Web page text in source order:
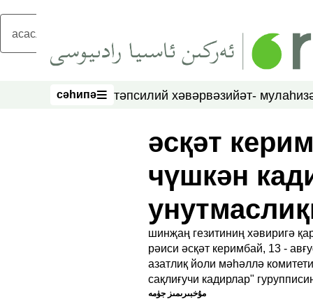
асаслиқ мәзмунға атлаң
сәһипә тәпсилий хәвәрвәзийәт-
әсқәт
чүшкән
шинҗаң гезитиниң хәвиригә
рәиси әсқәт керимбай, 13 -
азатлиқ йоли мәһәллә
сақлиғучи кадирлар"
ﻣﯘﺧﺒﯩﺮﯨﻤﯩﺰ ﺟﯜﻣﻪ